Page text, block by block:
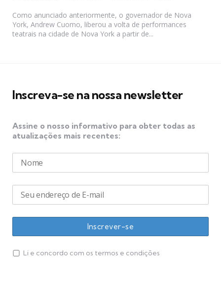
Como anunciado anteriormente, o governador de Nova
York, Andrew Cuomo, liberou a volta de performances
teatrais na cidade de Nova York a partir de...
Inscreva-se na nossa newsletter
Assine o nosso informativo para obter todas as
atualizações mais recentes:
Li e concordo com os termos e condições